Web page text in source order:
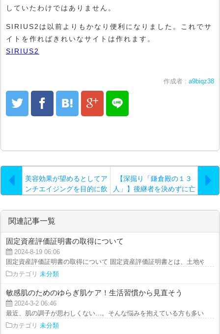
していたわけではありません。
SIRIUS2は以前よりもかなり便利になりました。これでサ
イトを作ればきれいなサイトは作れます。
SIRIUS2
作成者 : a9biqz38
美容効果が望めるとしてア
ンチエイジングを目的に飲
【深掘り「鎌倉殿の１３
人」】後継者を決めずに亡
関連記事一覧
固定資産評価証明書の取得について
2024-8-19 06:06
固定資産評価証明書の取得について 固定資産評価証明書とは、土地や建
カテゴリ 未分類
敏感肌のためのゆらぎ肌ケア！生活習慣から見直そう
2024-3-2 06:46
最近、肌の調子が思わしくない…。そんな悩みを抱えている方も多いので
カテゴリ 未分類